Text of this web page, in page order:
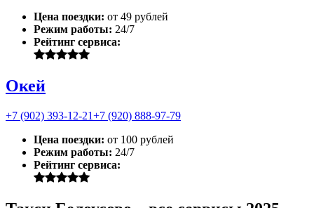
Цена поездки: от 49 рублей
Режим работы: 24/7
Рейтинг сервиса:
Окей
+7 (902) 393-12-21+7 (920) 888-97-79
Цена поездки: от 100 рублей
Режим работы: 24/7
Рейтинг сервиса: